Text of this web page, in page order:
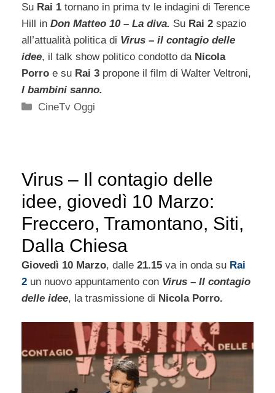
Su Rai 1 tornano in prima tv le indagini di Terence
Hill in Don Matteo 10 – La diva. Su Rai 2 spazio
all’attualità politica di Virus – il contagio delle
idee, il talk show politico condotto da Nicola
Porro e su Rai 3 propone il film di Walter Veltroni,
I bambini sanno.
Categorie
CineTv Oggi
Virus – Il contagio delle
idee, giovedì 10 Marzo:
Freccero, Tramontano, Siti,
Dalla Chiesa
Giovedì 10 Marzo, dalle 21.15 va in onda su Rai
2 un nuovo appuntamento con Virus – Il contagio
delle idee, la trasmissione di Nicola Porro.